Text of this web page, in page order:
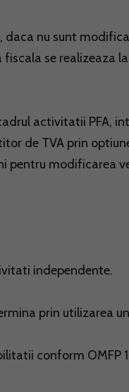
nu sunt
se realizeaza
activitatii PFA,
de TVA prin
pentru modificarea
independente.
prin utilizarea
conform OMFP